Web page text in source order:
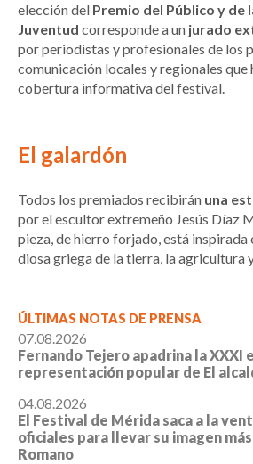
elección del Premio del Público y de
Juventud corresponde a un jurado
por periodistas y profesionales de los
comunicación locales y regionales que
cobertura informativa del festival.
El galardón
Todos los premiados recibirán una
por el escultor extremeño Jesús Díaz
pieza, de hierro forjado, está inspirada
diosa griega de la tierra, la agricultura
ÚLTIMAS NOTAS DE PRENSA
07.08.2026
Fernando Tejero apadrina la XXXI
representación popular de El
04.08.2026
El Festival de Mérida saca a la
oficiales para llevar su imagen
Romano